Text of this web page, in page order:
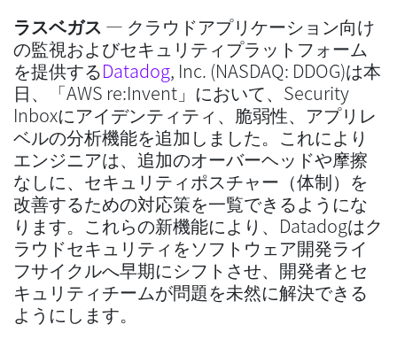
ラスベガス — クラウドアプリケーション向け
の監視およびセキュリティプラットフォーム
を提供するDatadog, Inc. (NASDAQ: DDOG)は本
日、「AWS re:Invent」において、Security
Inboxにアイデンティティ、脆弱性、アプリレ
ベルの分析機能を追加しました。これにより
エンジニアは、追加のオーバーヘッドや摩擦
なしに、セキュリティポスチャー（体制）を
改善するための対応策を一覧できるようにな
ります。これらの新機能により、Datadogはク
ラウドセキュリティをソフトウェア開発ライ
フサイクルへ早期にシフトさせ、開発者とセ
キュリティチームが問題を未然に解決できる
ようにします。